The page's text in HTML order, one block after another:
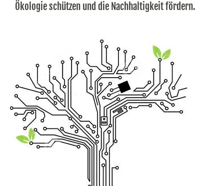
Ökologie schützen und die Nachhaltigkeit fördern.